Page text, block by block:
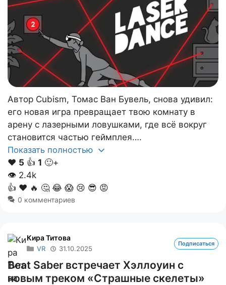
Автор Cubism, Томас Ван Бувель, снова удивил:
его новая игра превращает твою комнату в
арену с лазерными ловушками, где всё вокруг
становится частью геймплея….
Показать полностью
❤️ 5 👍 1 🙂+
👁 2.4k
👍 ❤️ 🔥 🤔 😂 😱 😢 😎 😡
0 комментариев
Кира Титова
VR 31.10.2025
Подписаться
Beat Saber встречает Хэллоуин с
новым треком «Страшные скелеты»